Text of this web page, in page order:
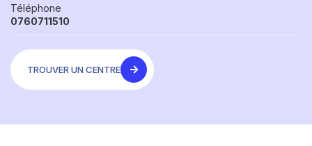
Téléphone
0760711510
TROUVER UN CENTRE